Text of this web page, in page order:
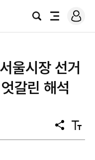
검
전
로
그
울시장 선거
갈린 해석
공
유
텍
스